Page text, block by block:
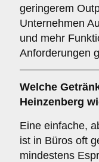
geringerem
Unternehmen
und mehr
Anforderungen
Welche
Heinzenberg
Eine einfache,
ist in Büros oft
mindestens